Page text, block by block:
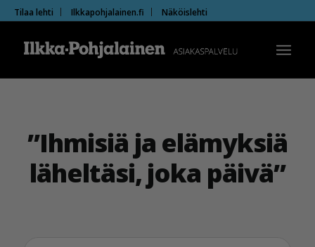
Tilaa lehti Ilkkapohjalainen.fi Näköislehti
”Ihmisiä ja elämyksiä
läheltäsi, joka päivä”